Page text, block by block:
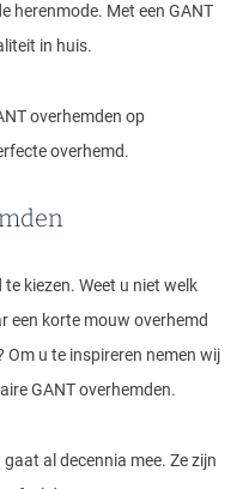
herenmode. Met een GANT
in huis.
overhemden op
overhemd.
kiezen. Weet u niet welk
een korte mouw overhemd
Om u te inspireren nemen wij
GANT overhemden.
al decennia mee. Ze zijn